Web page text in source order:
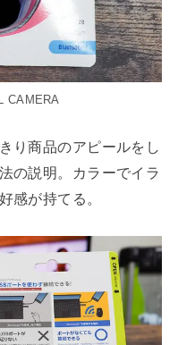
CAMERA
り商品のアピールをし
の説明。カラーでイラ
感が持てる。